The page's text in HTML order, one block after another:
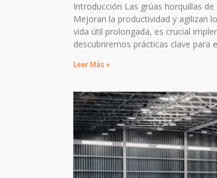
Introducción Las grúas horquillas
Mejoran la productividad y agilizan
vida útil prolongada, es crucial
descubriremos prácticas clave para
Leer Más »